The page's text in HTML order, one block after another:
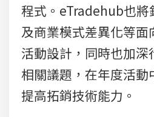
程式。eTradehub也將
及商業模式差異化等面
活動設計，同時也加
相關議題，在年度活動
提高拓銷技術能力。